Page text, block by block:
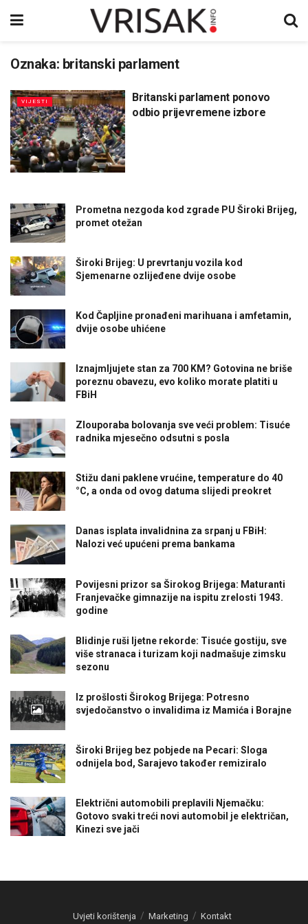
Oznaka: britanski parlament
VIJESTI
Britanski parlament ponovo
odbio prijevremene izbore
Prometna nezgoda kod zgrade PU Široki Brijeg,
promet otežan
Široki Brijeg: U prevrtanju vozila kod
Sjemenarne ozlijeđene dvije osobe
Kod Čapljine pronađeni marihuana i amfetamin,
dvije osobe uhićene
Iznajmljujete stan za 700 KM? Gotovina ne briše
poreznu obavezu, evo koliko morate platiti u
FBiH
Zlouporaba bolovanja sve veći problem: Tisuće
radnika mjesečno odsutni s posla
Stižu dani paklene vrućine, temperature do 40
°C, a onda od ovog datuma slijedi preokret
Danas isplata invalidnina za srpanj u FBiH:
Nalozi već upućeni prema bankama
Povijesni prizor sa Širokog Brijega: Maturanti
Franjevačke gimnazije na ispitu zrelosti 1943.
godine
Blidinje ruši ljetne rekorde: Tisuće gostiju, sve
više stranaca i turizam koji nadmašuje zimsku
sezonu
Iz prošlosti Širokog Brijega: Potresno
svjedočanstvo o invalidima iz Mamića i Borajne
Široki Brijeg bez pobjede na Pecari: Sloga
odnijela bod, Sarajevo također remiziralo
Električni automobili preplavili Njemačku:
Gotovo svaki treći novi automobil je električan,
Kinezi sve jači
Uvjeti korištenja Marketing Kontakt